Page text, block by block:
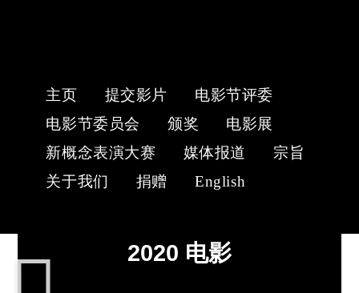
主页 提交影片
电影节评委
电影节委员会
颁奖
电影展
新概念表演大赛
媒体报道
宗旨
关于我们
捐赠 English
2020 电影